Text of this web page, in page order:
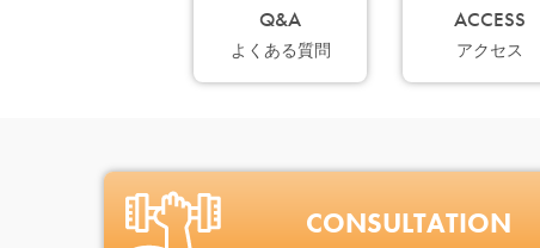
Q&A
よくある質問
ACCESS
アクセス
CONSULTATION